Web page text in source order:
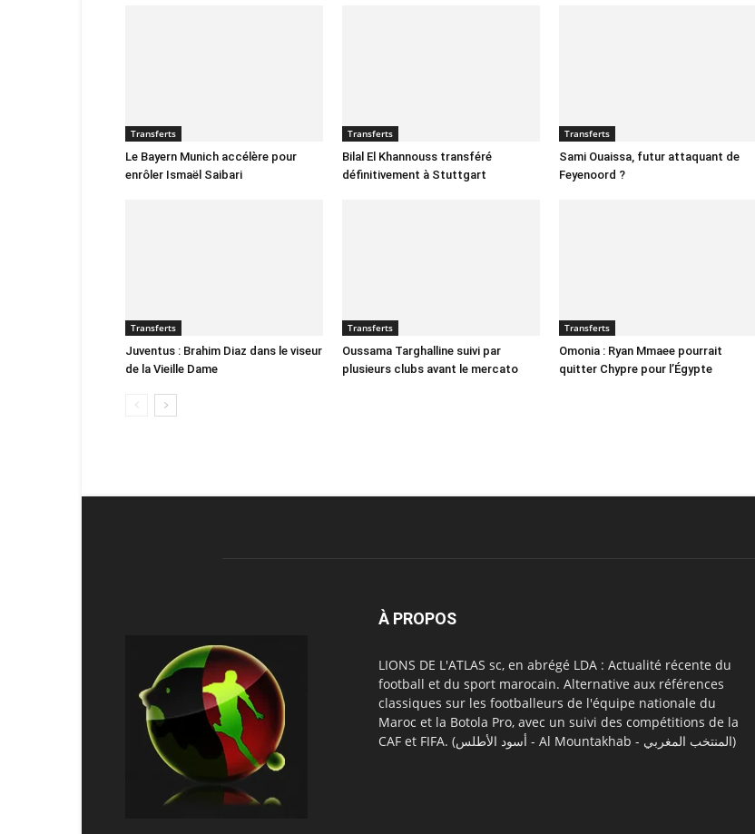
Transferts
Le Bayern Munich accélère pour
enrôler Ismaël Saibari
Transferts
Bilal El Khannouss transféré
définitivement à Stuttgart
Transferts
Sami Ouaissa, futur attaquant de
Feyenoord ?
Transferts
Juventus : Brahim Diaz dans le viseur
de la Vieille Dame
Transferts
Oussama Targhalline suivi par
plusieurs clubs avant le mercato
Transferts
Omonia : Ryan Mmaee pourrait
quitter Chypre pour l’Égypte
À PROPOS
LIONS DE L'ATLAS sc, en abrégé LDA : Actualité récente du
football et du sport marocain. Alternative aux références
classiques sur les footballeurs de l'équipe nationale du
Maroc et la Botola Pro, avec un suivi des compétitions de la
CAF et FIFA. (أسود الأطلس - Al Mountakhab - المنتخب المغربي)